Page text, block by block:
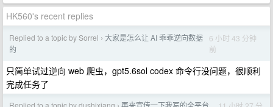
HK560's recent replies
Replied to a topic by Sorrel › 大家是怎么让 AI 乖乖逆向数据
的
6 小时 43 分钟
前
只简单试过逆向 web 爬虫，gpt5.6sol codex 命令行没问题，很顺利
完成任务了
Replied to a topic by dushixiang
再来宣传一下我写的全平台